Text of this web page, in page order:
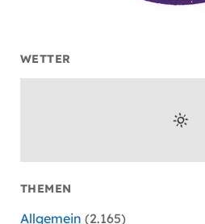
WETTER
THEMEN
Allgemein (2.165)